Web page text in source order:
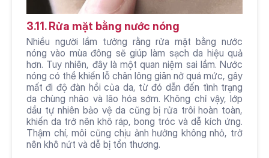
3.11. Rửa mặt bằng nước nóng
Nhiều người lầm tưởng rằng rửa mặt bằng nước
nóng vào mùa đông sẽ giúp làm sạch da hiệu quả
hơn. Tuy nhiên, đây là một quan niệm sai lầm. Nước
nóng có thể khiến lỗ chân lông giãn nở quá mức, gây
mất đi độ đàn hồi của da, từ đó dẫn đến tình trạng
da chùng nhão và lão hóa sớm. Không chỉ vậy, lớp
dầu tự nhiên bảo vệ da cũng bị rửa trôi hoàn toàn,
khiến da trở nên khô ráp, bong tróc và dễ kích ứng.
Thậm chí, môi cũng chịu ảnh hưởng không nhỏ, trở
nên khô nứt và dễ bị tổn thương.